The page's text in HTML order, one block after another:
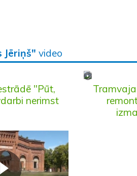
Jēriņš" video
"Pūt,
nerimst